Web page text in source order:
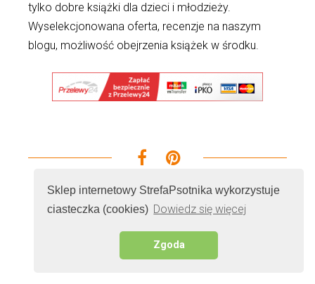
Sklep internetowy StrefaPsotnika wykorzystuje
ciasteczka (cookies) Dowiedz się więcej
Zgoda
tylko dobre książki dla dzieci i młodzieży.
Wyselekcjonowana oferta, recenzje na naszym
blogu, możliwość obejrzenia książek w środku.
© 2026 - Wszelkie prawa zastrzeżone. Realizacja i
Cenobitz.com Marketing Internetowy